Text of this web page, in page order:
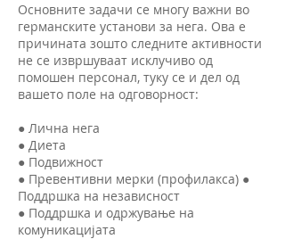
Основните задачи се многу важни во
германските установи за нега. Ова е
причината зошто следните активности
не се извршуваат исклучиво од
помошен персонал, туку се и дел од
вашето поле на одговорност:
● Лична нега
● Диета
● Подвижност
● Превентивни мерки (профилакса) ●
Поддршка на независност
● Поддршка и одржување на
комуникацијата